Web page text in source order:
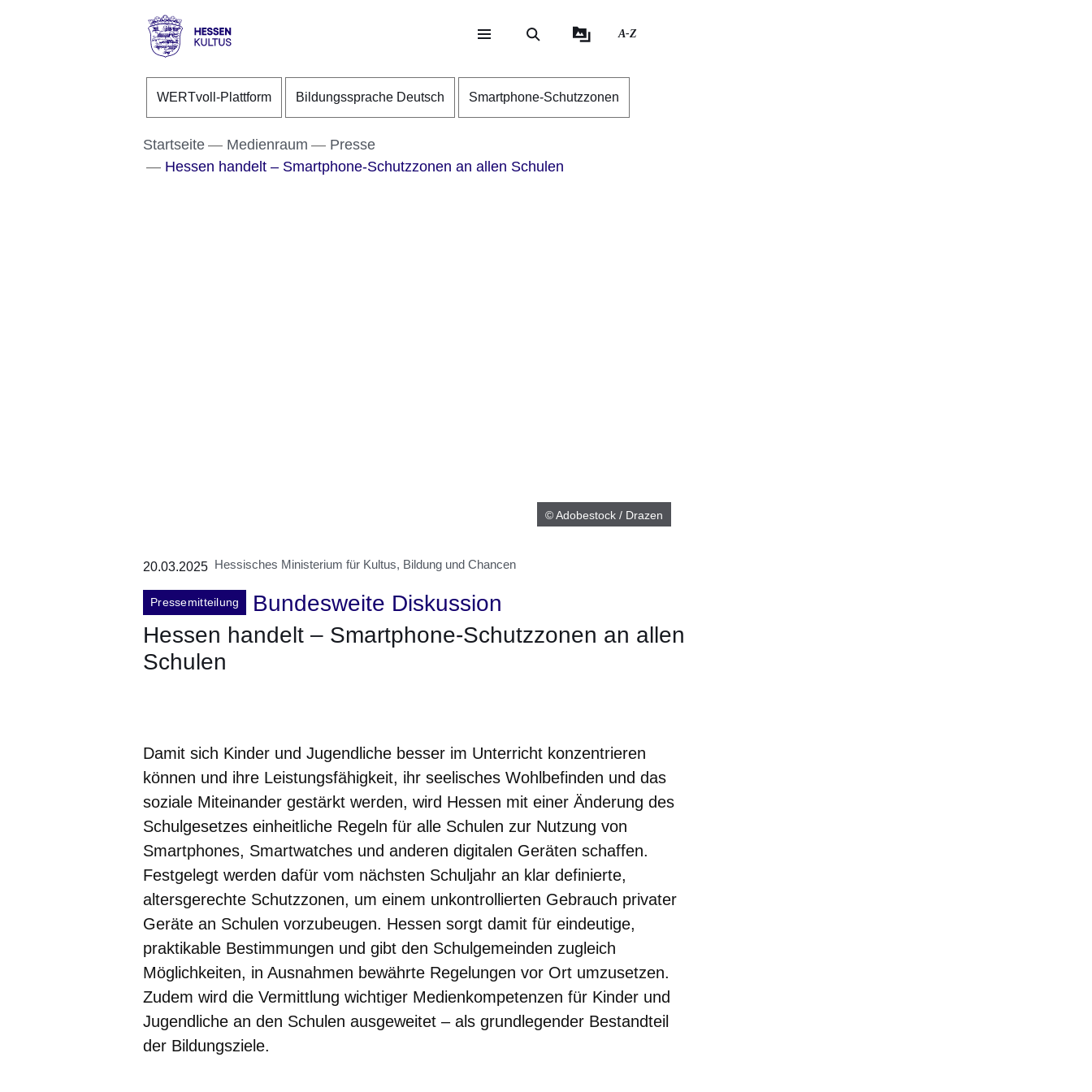
Direkt zum Kopf der Seite
Direkt zum Inhalt
Direkt zum Fuß der Seite
Kultus
A-Z
WERTvoll-Plattform Bildungssprache Deutsch Smartphone-Schutzzonen
Startseite Medienraum
Presse
Hessen handelt – Smartphone-Schutzzonen an allen Schulen
© Adobestock / Drazen
20.03.2025 Hessisches Ministerium für Kultus, Bildung und Chancen
Pressemitteilung
Bundesweite Diskussion
Hessen handelt – Smartphone-Schutzzonen an allen
Schulen
Damit sich Kinder und Jugendliche besser im Unterricht konzentrieren
können und ihre Leistungsfähigkeit, ihr seelisches Wohlbefinden und das
soziale Miteinander gestärkt werden, wird Hessen mit einer Änderung des
Schulgesetzes einheitliche Regeln für alle Schulen zur Nutzung von
Smartphones, Smartwatches und anderen digitalen Geräten schaffen.
Festgelegt werden dafür vom nächsten Schuljahr an klar definierte,
altersgerechte Schutzzonen, um einem unkontrollierten Gebrauch privater
Geräte an Schulen vorzubeugen. Hessen sorgt damit für eindeutige,
praktikable Bestimmungen und gibt den Schulgemeinden zugleich
Möglichkeiten, in Ausnahmen bewährte Regelungen vor Ort umzusetzen.
Zudem wird die Vermittlung wichtiger Medienkompetenzen für Kinder und
Jugendliche an den Schulen ausgeweitet – als grundlegender Bestandteil
der Bildungsziele.